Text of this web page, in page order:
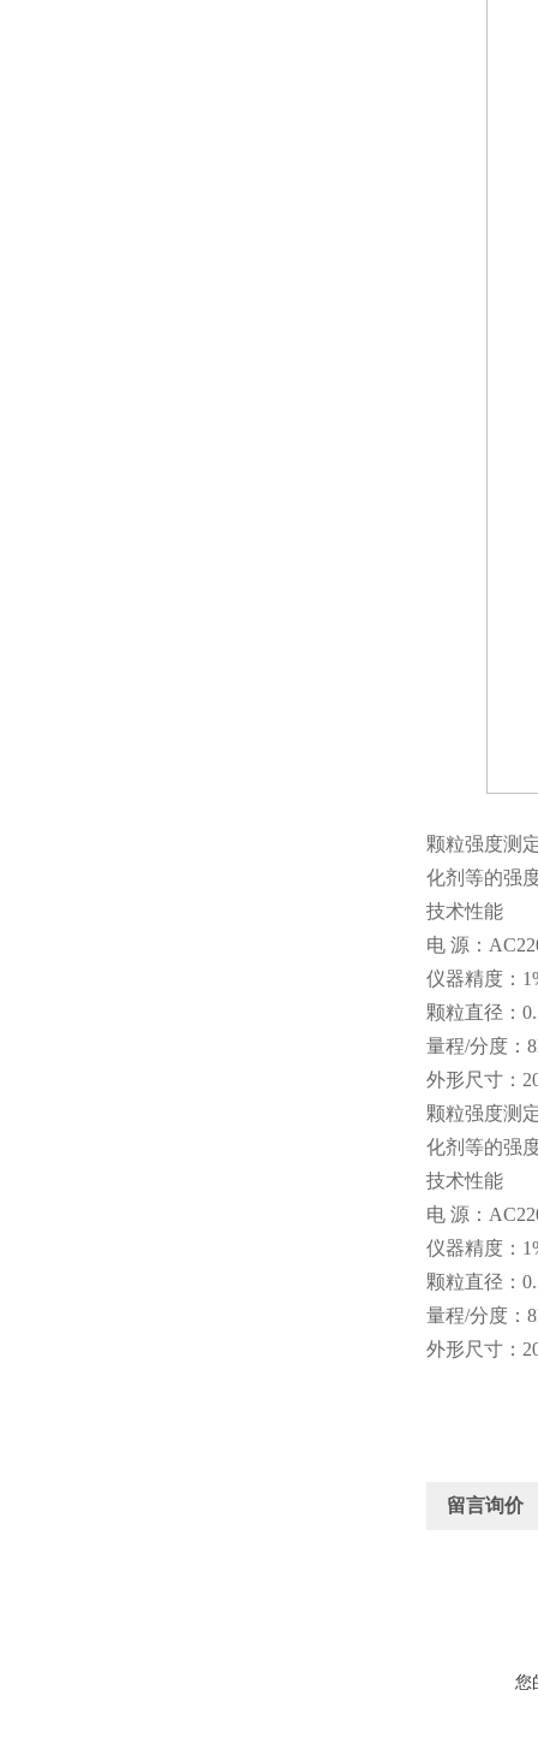
颗粒强度测
化剂等的强
技术性能
电 源：
仪器精度：
颗粒直径：
量程/分度：
外形尺寸：
颗粒强度测
化剂等的强
技术性能
电 源：
仪器精度：
颗粒直径：
量程/分度：
外形尺寸：
留言询价
您